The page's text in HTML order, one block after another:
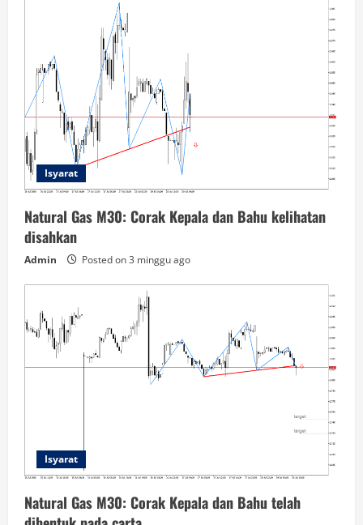
Isyarat
Natural Gas M30: Corak Kepala dan Bahu kelihatan
disahkan
Admin Posted on 3 minggu ago
Isyarat
Natural Gas M30: Corak Kepala dan Bahu telah